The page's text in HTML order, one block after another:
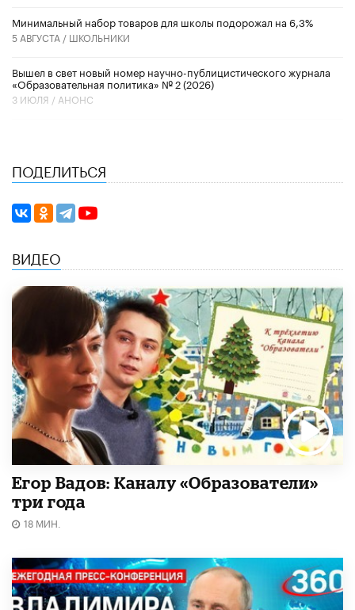
Минимальный набор товаров для школы подорожал на 6,3%
5 АВГУСТА / ШКОЛЬНИКИ
Вышел в свет новый номер научно-публицистического журнала
«Образовательная политика» № 2 (2026)
3 ИЮЛЯ / АНОНС
ПОДЕЛИТЬСЯ
ВИДЕО
Егор Вадов: Каналу «Образователи»
три года
18 МИН.